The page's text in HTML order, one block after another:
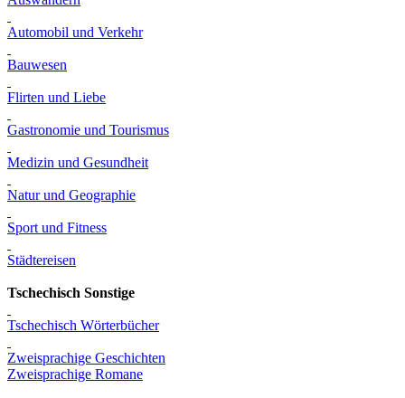
Automobil und Verkehr
Bauwesen
Flirten und Liebe
Gastronomie und Tourismus
Medizin und Gesundheit
Natur und Geographie
Sport und Fitness
Städtereisen
Tschechisch Sonstige
Tschechisch Wörterbücher
Zweisprachige Geschichten
Zweisprachige Romane